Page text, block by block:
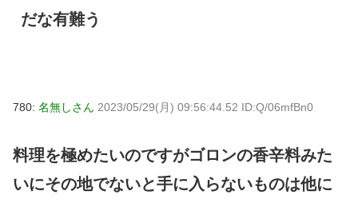
だな有難う
780: 名無しさん 2023/05/29(月) 09:56:44.52 ID:Q/06mfBn0
料理を極めたいのですがゴロンの香辛料みた
いにその地でないと手に入らないものは他に